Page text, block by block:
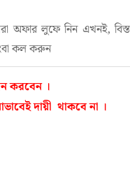
অফার লুফে নিন এখনই,
কল করুন
করবেন ।
দায়ী থাকবে না ।